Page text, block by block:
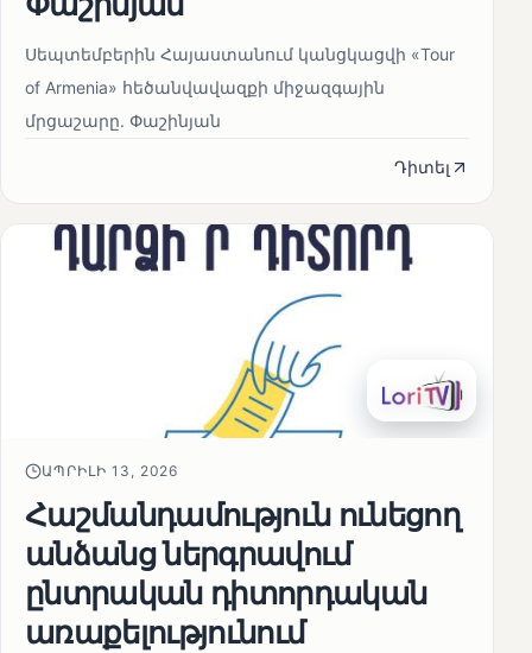
Սեպտեմբերին Հայաստանում կանցկացվի «Tour
of Armenia» հեծանվավազքի միջազգային
մրցաշարը. Փաշինյան
Դիտել
ԱՊՐԻԼԻ 13, 2026
Հաշմանդամություն ունեցող
անձանց ներգրավում
ընտրական դիտորդական
առաքելությունում